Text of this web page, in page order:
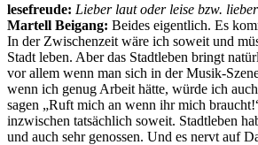
lesefreude: Lieber laut oder leise bzw.
Martell Beigang: Beides eigentlich. Es
In der Zwischenzeit wäre ich soweit und
Stadt leben. Aber das Stadtleben bringt
vor allem wenn man sich in der Musik-
wenn ich genug Arbeit hätte, würde ich
sagen „Ruft mich an wenn ihr mich
inzwischen tatsächlich soweit. Stadtleben
und auch sehr genossen. Und es nervt auf